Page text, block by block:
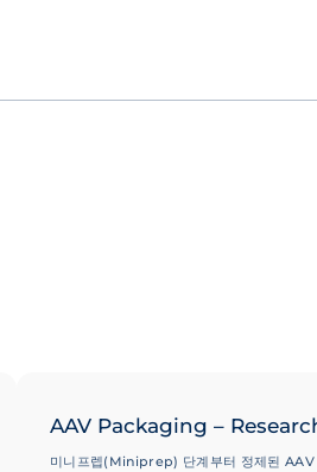
AAV Packaging –
미니프렙(Miniprep) 단계부터 정제된 AAV